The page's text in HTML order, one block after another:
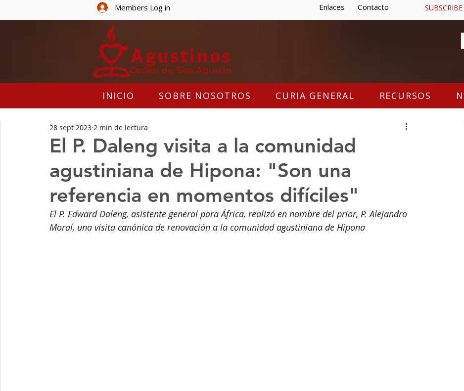
Members Log in Enlaces Contacto
INICIO SOBRE NOSOTROS CURIA GENERAL RECURSOS
El P. Daleng visita a la comunidad
agustiniana de Hipona: "Son una
referencia en momentos difíciles"
28 sept 2023 2 min de lectura
El P. Edward Daleng, asistente general para África, realizó en nombre del prior, P. Alejandro
Moral, una visita canónica de renovación a la comunidad agustiniana de Hipona